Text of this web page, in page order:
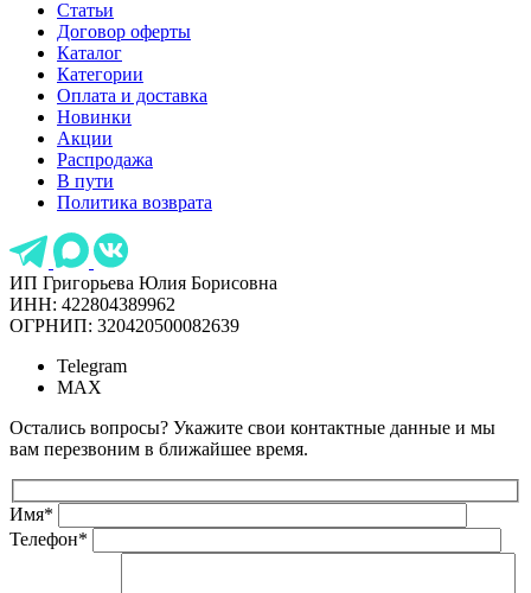
Статьи
Договор оферты
Каталог
Категории
Оплата и доставка
Новинки
Акции
Распродажа
В пути
Политика возврата
ИП Григорьева Юлия Борисовна
ИНН: 422804389962
ОГРНИП: 320420500082639
Telegram
MAX
Остались вопросы? Укажите свои контактные данные и мы
вам перезвоним в ближайшее время.
Имя*
Телефон*